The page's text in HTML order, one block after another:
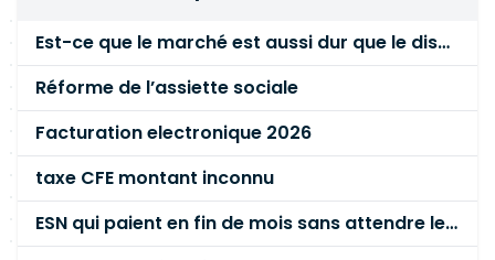
Est-ce que le marché est aussi dur que le disent les commerciaux ?
Réforme de l’assiette sociale
Facturation electronique 2026
taxe CFE montant inconnu
ESN qui paient en fin de mois sans attendre le paiement client ?